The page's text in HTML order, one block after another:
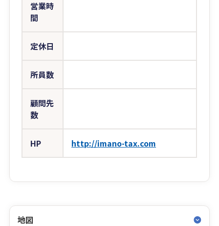
営業時
間
定休日
所員数
顧問先
数
HP http://imano-tax.com
地図